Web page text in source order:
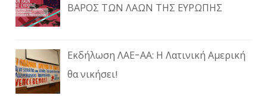
ΒΑΡΟΣ ΤΩΝ ΛΑΩΝ ΤΗΣ ΕΥΡΩΠΗΣ
Εκδήλωση ΛΑΕ-ΑΑ: Η Λατινική Αμερική
θα νικήσει!